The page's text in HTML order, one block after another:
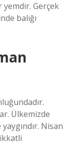
yemdir. Gerçek
balığı
Ülkemizde
Nisan